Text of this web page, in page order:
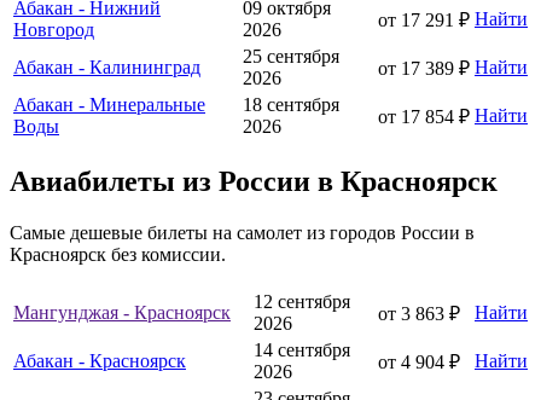
Абакан - Нижний
Новгород
09 октября
2026
от 17 291 ₽ Найти
Абакан - Калининград
25 сентября
2026
от 17 389 ₽ Найти
Абакан - Минеральные
Воды
18 сентября
2026
от 17 854 ₽ Найти
Авиабилеты из России в Красноярск
Самые дешевые билеты на самолет из городов России в
Красноярск без комиссии.
Мангунджая - Красноярск
12 сентября
2026
от 3 863 ₽ Найти
Абакан - Красноярск
14 сентября
2026
от 4 904 ₽ Найти